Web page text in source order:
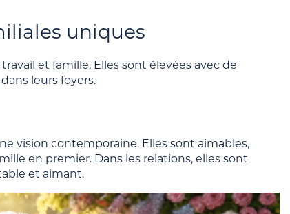
uniques
et famille. Elles sont élevées avec de
leurs foyers.
vision contemporaine. Elles sont aimables,
en premier. Dans les relations, elles sont
et aimant.